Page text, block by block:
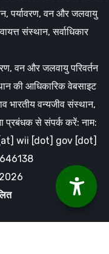
पर्यावरण, वन और जलवायु
संस्थान, सर्वाधिकार
वन और जलवायु परिवर्तन
की आधिकारिक वेबसाइट
भारतीय वन्यजीव संस्थान,
प्रबंधक से संपर्क करें: नाम:
[at] wii [dot] gov [dot]